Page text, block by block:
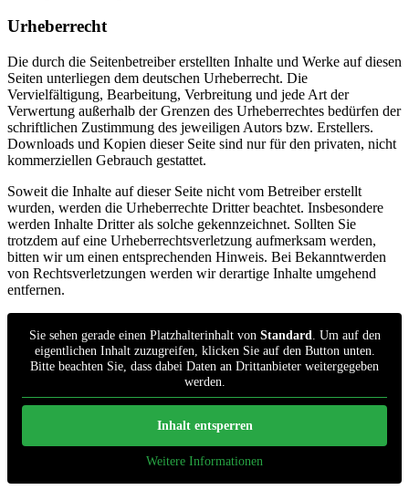
Urheberrecht
Die durch die Seitenbetreiber erstellten Inhalte und Werke auf diesen
Seiten unterliegen dem deutschen Urheberrecht. Die
Vervielfältigung, Bearbeitung, Verbreitung und jede Art der
Verwertung außerhalb der Grenzen des Urheberrechtes bedürfen der
schriftlichen Zustimmung des jeweiligen Autors bzw. Erstellers.
Downloads und Kopien dieser Seite sind nur für den privaten, nicht
kommerziellen Gebrauch gestattet.
Soweit die Inhalte auf dieser Seite nicht vom Betreiber erstellt
wurden, werden die Urheberrechte Dritter beachtet. Insbesondere
werden Inhalte Dritter als solche gekennzeichnet. Sollten Sie
trotzdem auf eine Urheberrechtsverletzung aufmerksam werden,
bitten wir um einen entsprechenden Hinweis. Bei Bekanntwerden
von Rechtsverletzungen werden wir derartige Inhalte umgehend
entfernen.
Sie sehen gerade einen Platzhalterinhalt von Standard . Um auf den
eigentlichen Inhalt zuzugreifen, klicken Sie auf den Button unten.
Bitte beachten Sie, dass dabei Daten an Drittanbieter weitergegeben
werden.
Inhalt entsperren
Weitere Informationen